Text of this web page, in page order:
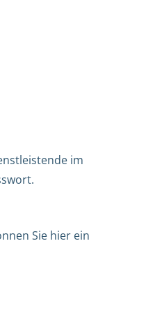
im
Sie hier ein